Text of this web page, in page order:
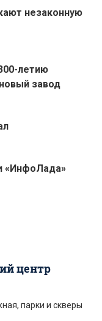
незаконную
летию
завод
«ИнфоЛада»
центр
парки и скверы